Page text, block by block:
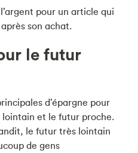
pour un article qui
son achat.
le futur
d’épargne pour
lointain et le futur proche.
le futur très lointain
de gens